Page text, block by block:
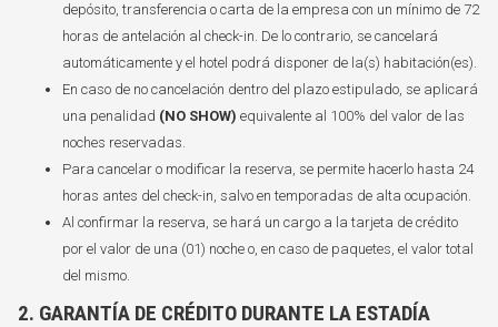
depósito, transferencia o carta de la empresa con un mínimo de 72
horas de antelación al check-in. De lo contrario, se cancelará
automáticamente y el hotel podrá disponer de la(s) habitación(es).
En caso de no cancelación dentro del plazo estipulado, se aplicará
una penalidad (NO SHOW) equivalente al 100% del valor de las
noches reservadas.
Para cancelar o modificar la reserva, se permite hacerlo hasta 24
horas antes del check-in, salvo en temporadas de alta ocupación.
Al confirmar la reserva, se hará un cargo a la tarjeta de crédito
por el valor de una (01) noche o, en caso de paquetes, el valor total
del mismo.
2. GARANTÍA DE CRÉDITO DURANTE LA ESTADÍA